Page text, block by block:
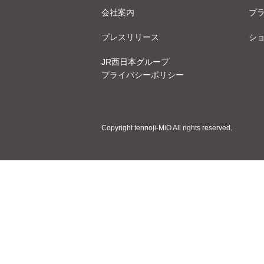
会社案内 プ
プレスリリース シ
JR西日本グループ
プライバシーポリシー
Copyright tennoji-MiO All rights reserved.